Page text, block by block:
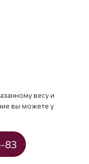
весу и
вы можете у
83